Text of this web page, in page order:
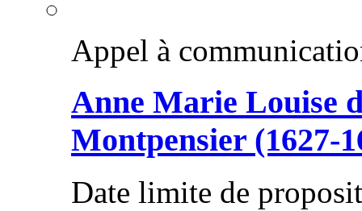
Appel à
Anne Marie Louise
Montpensier (1627-
Date limite de